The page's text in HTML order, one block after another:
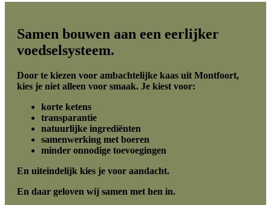
Samen bouwen aan een eerlijker
voedselsysteem.
Door te kiezen voor ambachtelijke kaas uit Montfoort,
kies je niet alleen voor smaak. Je kiest voor:
korte ketens
transparantie
natuurlijke ingrediënten
samenwerking met boeren
minder onnodige toevoegingen
En uiteindelijk kies je voor aandacht.
En daar geloven wij samen met hen in.